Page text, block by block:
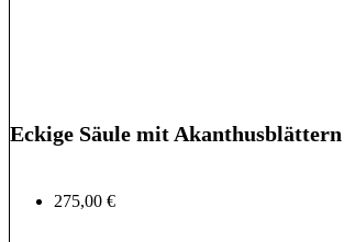
Eckige Säule mit Akanthusblättern
275,00 €